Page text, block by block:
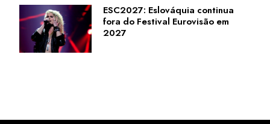
ESC2027: Eslováquia continua
fora do Festival Eurovisão em
2027